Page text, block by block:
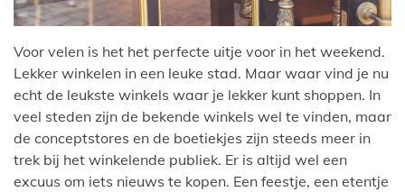
Voor velen is het het perfecte uitje voor in het weekend.
Lekker winkelen in een leuke stad. Maar waar vind je nu
echt de leukste winkels waar je lekker kunt shoppen. In
veel steden zijn de bekende winkels wel te vinden, maar
de conceptstores en de boetiekjes zijn steeds meer in
trek bij het winkelende publiek. Er is altijd wel een
excuus om iets nieuws te kopen. Een feestje, een etentje